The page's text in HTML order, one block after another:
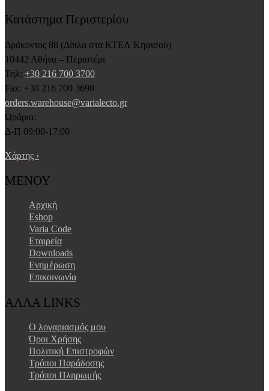
Κατάστημα Περιστερίου
Δράκοντος 88 (Δίπλα στα ΚΤΕΛ Κηφισού)
10442 Αθήνα – Περιστέρι
Τηλ: +30 216 700 3700
Fax: +30 216 700 3698
orders.warehouse@varialecto.gr
Ωράριο:
Δ-Π 09:00-17:00
Χάρτης ›
ΜΕΝΟΥ
Αρχική
Eshop
Varia Code
Εταιρεία
Downloads
Ενημέρωση
Επικοινωνία
ΑΛΛΑ LINKS
Ο λογαριασμός μου
Όροι Χρήσης
Πολιτική Επιστροφών
Τρόποι Παράδοσης
Τρόποι Πληρωμής